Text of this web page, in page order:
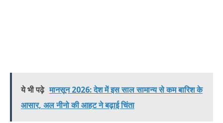
ये भी पढ़े मानसून 2026: देश में इस साल सामान्य से कम बारिश के
आसार, अल नीनो की आहट ने बढ़ाई चिंता